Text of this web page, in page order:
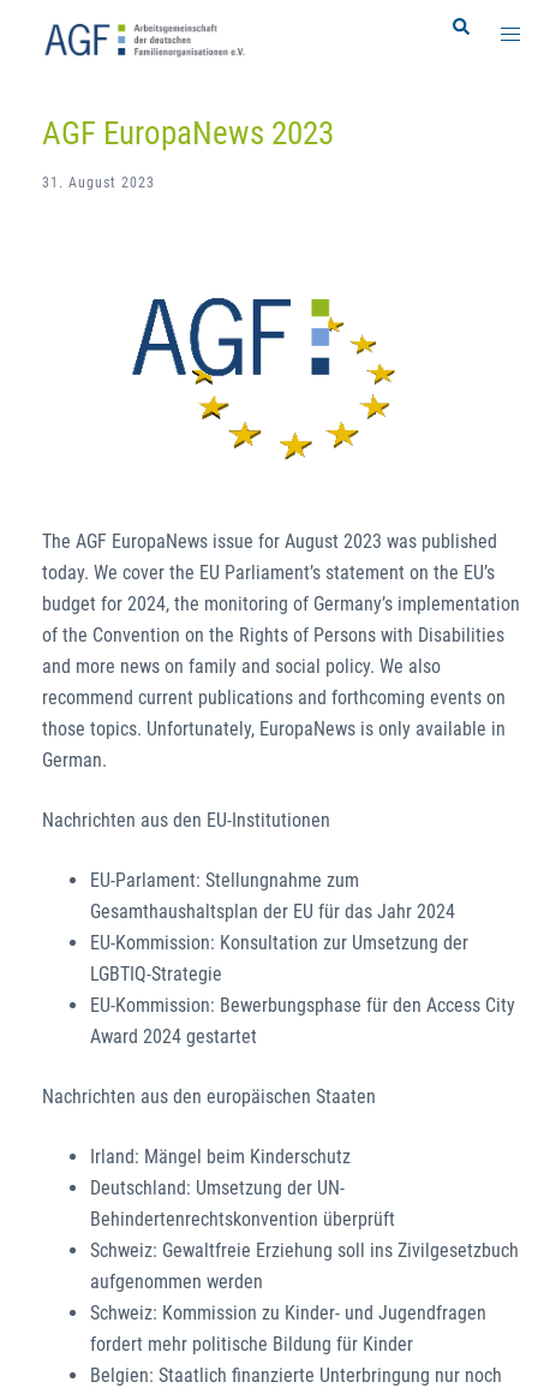
Search
AGF EuropaNews 2023
31. August 2023
The AGF EuropaNews issue for August 2023 was published
today. We cover the EU Parliament’s statement on the EU’s
budget for 2024, the monitoring of Germany’s implementation
of the Convention on the Rights of Persons with Disabilities
and more news on family and social policy. We also
recommend current publications and forthcoming events on
those topics. Unfortunately, EuropaNews is only available in
German.
Nachrichten aus den EU-Institutionen
EU-Parlament: Stellungnahme zum
Gesamthaushaltsplan der EU für das Jahr 2024
EU-Kommission: Konsultation zur Umsetzung der
LGBTIQ-Strategie
EU-Kommission: Bewerbungsphase für den Access City
Award 2024 gestartet
Nachrichten aus den europäischen Staaten
Irland: Mängel beim Kinderschutz
Deutschland: Umsetzung der UN-
Behindertenrechtskonvention überprüft
Schweiz: Gewaltfreie Erziehung soll ins Zivilgesetzbuch
aufgenommen werden
Schweiz: Kommission zu Kinder- und Jugendfragen
fordert mehr politische Bildung für Kinder
Belgien: Staatlich finanzierte Unterbringung nur noch